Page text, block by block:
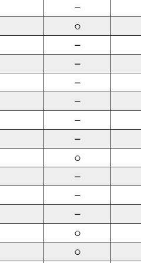
－
○
－
－
－
－
－
－
○
－
－
－
○
○